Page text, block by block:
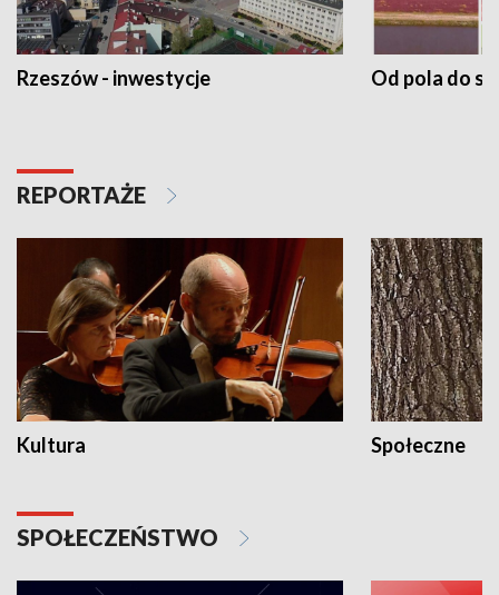
Rzeszów - inwestycje Od pola do
REPORTAŻE
Kultura Społeczne
SPOŁECZEŃSTWO